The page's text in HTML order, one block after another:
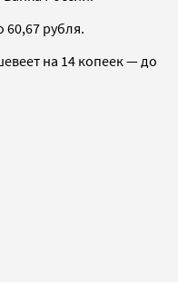
60,67 рубля.
на 14 копеек — до